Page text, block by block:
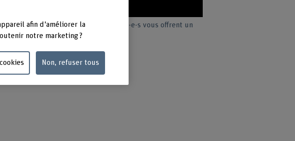
de connaissances garanti: des étudiant-e-s vous offrent un
la filière MSc Engineering.
afin d'améliorer la
notre marketing ?
Non, refuser tous